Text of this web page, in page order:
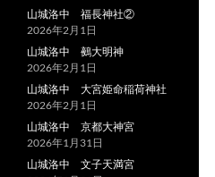
山城洛中 福長神社②
2026年2月1日
山城洛中 鵺大明神
2026年2月1日
山城洛中 大宮姫命稲荷神社
2026年2月1日
山城洛中 京都大神宮
2026年1月31日
山城洛中 文子天満宮